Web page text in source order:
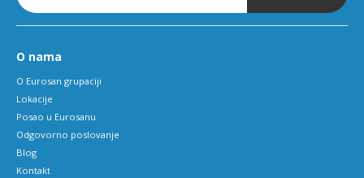
O nama
O Eurosan grupaciji
Lokacije
Posao u Eurosanu
Odgovorno poslovanje
Blog
Kontakt